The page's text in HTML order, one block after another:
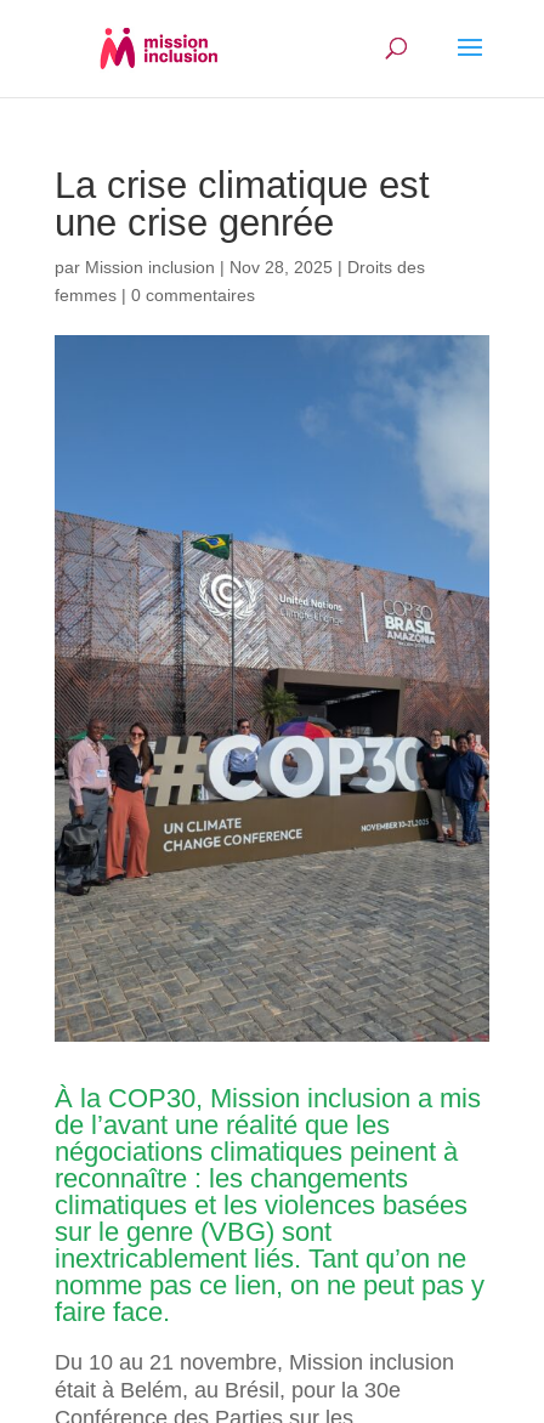
La crise climatique est
une crise genrée
par Mission inclusion | Nov 28, 2025 | Droits des
femmes| 0 commentaires
À la COP30, Mission inclusion a mis
de l’avant une réalité que les
négociations climatiques peinent à
reconnaître : les changements
climatiques et les violences basées
sur le genre (VBG) sont
inextricablement liés. Tant qu’on ne
nomme pas ce lien, on ne peut pas y
faire face.
Du 10 au 21 novembre, Mission inclusion
était à Belém, au Brésil, pour la 30e